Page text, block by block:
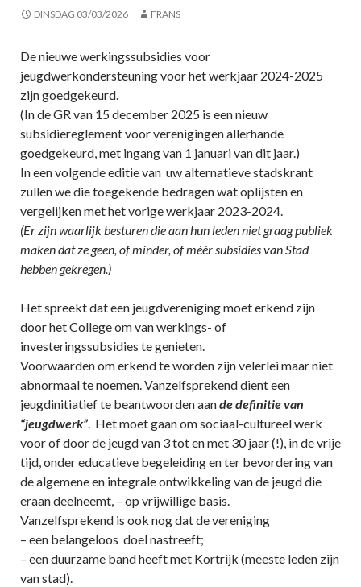
DINSDAG 03/03/2026 FRANS
De nieuwe werkingssubsidies voor
jeugdwerkondersteuning voor het werkjaar 2024-2025
zijn goedgekeurd.
(In de GR van 15 december 2025 is een nieuw
subsidiereglement voor verenigingen allerhande
goedgekeurd, met ingang van 1 januari van dit jaar.)
In een volgende editie van uw alternatieve stadskrant
zullen we die toegekende bedragen wat oplijsten en
vergelijken met het vorige werkjaar 2023-2024.
(Er zijn waarlijk besturen die aan hun leden niet graag publiek
maken dat ze geen, of minder, of méér subsidies van Stad
hebben gekregen.)
Het spreekt dat een jeugdvereniging moet erkend zijn
door het College om van werkings- of
investeringssubsidies te genieten.
Voorwaarden om erkend te worden zijn velerlei maar niet
abnormaal te noemen. Vanzelfsprekend dient een
jeugdinitiatief te beantwoorden aande definitie van
“jeugdwerk”. Het moet gaan om sociaal-cultureel werk
voor of door de jeugd van 3 tot en met 30 jaar (!), in de vrije
tijd, onder educatieve begeleiding en ter bevordering van
de algemene en integrale ontwikkeling van de jeugd die
eraan deelneemt, – op vrijwillige basis.
Vanzelfsprekend is ook nog dat de vereniging
– een belangeloos doel nastreeft;
– een duurzame band heeft met Kortrijk (meeste leden zijn
van stad).